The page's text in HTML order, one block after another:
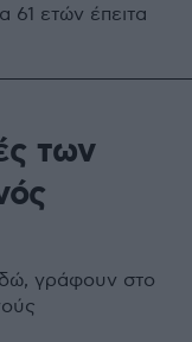
ετών έπειτα
των
γράφουν στο